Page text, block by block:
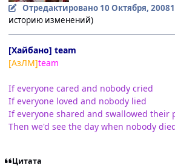
Отредактировано 10 Октября, 2008
историю изменений)
[Хайбано] team
[АзЛМ]team
If everyone cared and nobody cried
If everyone loved and nobody lied
If everyone shared and swallowed their
Then we'd see the day when nobody
Цитата